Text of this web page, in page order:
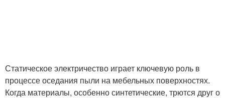
Статическое электричество играет ключевую роль в
процессе оседания пыли на мебельных поверхностях.
Когда материалы, особенно синтетические, трются друг о